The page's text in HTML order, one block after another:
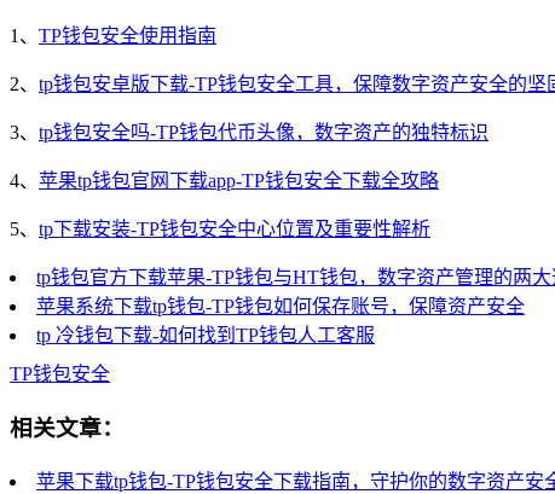
1、 TP钱包安全使用指南
2、 tp钱包安卓版下载-TP钱包安全工具，保障数字资产安全的坚
3、 tp钱包安全吗-TP钱包代币头像，数字资产的独特标识
4、 苹果tp钱包官网下载app-TP钱包安全下载全攻略
5、 tp下载安装-TP钱包安全中心位置及重要性解析
tp钱包官方下载苹果-TP钱包与HT钱包，数字资产管理的两
苹果系统下载tp钱包-TP钱包如何保存账号，保障资产安全
tp 冷钱包下载-如何找到TP钱包人工客服
TP钱包安全
相关文章：
苹果下载tp钱包-TP钱包安全下载指南，守护你的数字资产安